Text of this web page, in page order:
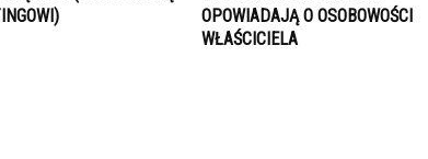
OPOWIADAJĄ O OSOBOWOŚCI
WŁAŚCICIELA